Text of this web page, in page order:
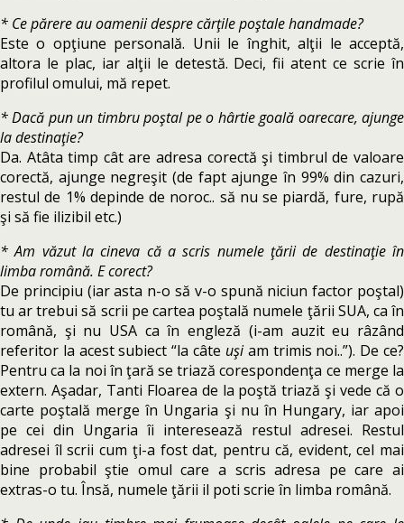
* Ce părere au oamenii despre cărţile poştale handmade?
Este o opţiune personală. Unii le înghit, alţii le acceptă,
altora le plac, iar alţii le detestă. Deci, fii atent ce scrie în
profilul omului, mă repet.
* Dacă pun un timbru poştal pe o hârtie goală oarecare, ajunge
la destinaţie?
Da. Atâta timp cât are adresa corectă şi timbrul de valoare
corectă, ajunge negreşit (de fapt ajunge în 99% din cazuri,
restul de 1% depinde de noroc.. să nu se piardă, fure, rupă
şi să fie ilizibil etc.)
* Am văzut la cineva că a scris numele ţării de destinaţie în
limba română. E corect?
De principiu (iar asta n-o să v-o spună niciun factor poştal)
tu ar trebui să scrii pe cartea poştală numele ţării SUA, ca în
română, şi nu USA ca în engleză (i-am auzit eu râzând
referitor la acest subiect “la câte uşiam trimis noi..”). De ce?
Pentru ca la noi în ţară se triază corespondenţa ce merge la
extern. Aşadar, Tanti Floarea de la poştă triază şi vede că o
carte poştală merge în Ungaria şi nu în Hungary, iar apoi
pe cei din Ungaria îi interesează restul adresei. Restul
adresei îl scrii cum ţi-a fost dat, pentru că, evident, cel mai
bine probabil ştie omul care a scris adresa pe care ai
extras-o tu. Însă, numele ţării il poti scrie în limba română.